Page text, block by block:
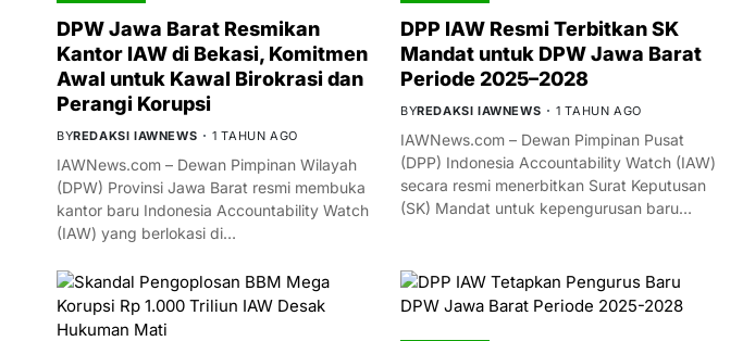
DPW Jawa Barat Resmikan
Kantor IAW di Bekasi, Komitmen
Awal untuk Kawal Birokrasi dan
Perangi Korupsi
BYREDAKSI IAWNEWS 1 TAHUN AGO
IAWNews.com – Dewan Pimpinan Wilayah
(DPW) Provinsi Jawa Barat resmi membuka
kantor baru Indonesia Accountability Watch
(IAW) yang berlokasi di…
DPP IAW Resmi Terbitkan SK
Mandat untuk DPW Jawa Barat
Periode 2025–2028
BYREDAKSI IAWNEWS 1 TAHUN AGO
IAWNews.com – Dewan Pimpinan Pusat
(DPP) Indonesia Accountability Watch (IAW)
secara resmi menerbitkan Surat Keputusan
(SK) Mandat untuk kepengurusan baru…